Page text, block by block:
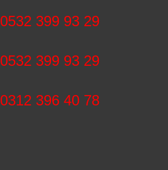
0532 399 93 29
0532 399 93 29
0312 396 40 78